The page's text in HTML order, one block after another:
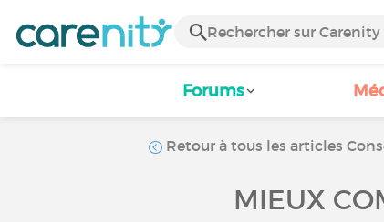
Forums
Retour à tous les articles
MIEUX